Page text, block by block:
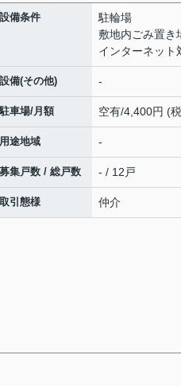
設備条件
駐輪場
敷地内ごみ置き
インターネット
設備(その他) -
駐車場/月額 空有/4,400円 (
用途地域 -
募集戸数 / 総戸数 - / 12戸
取引態様 仲介